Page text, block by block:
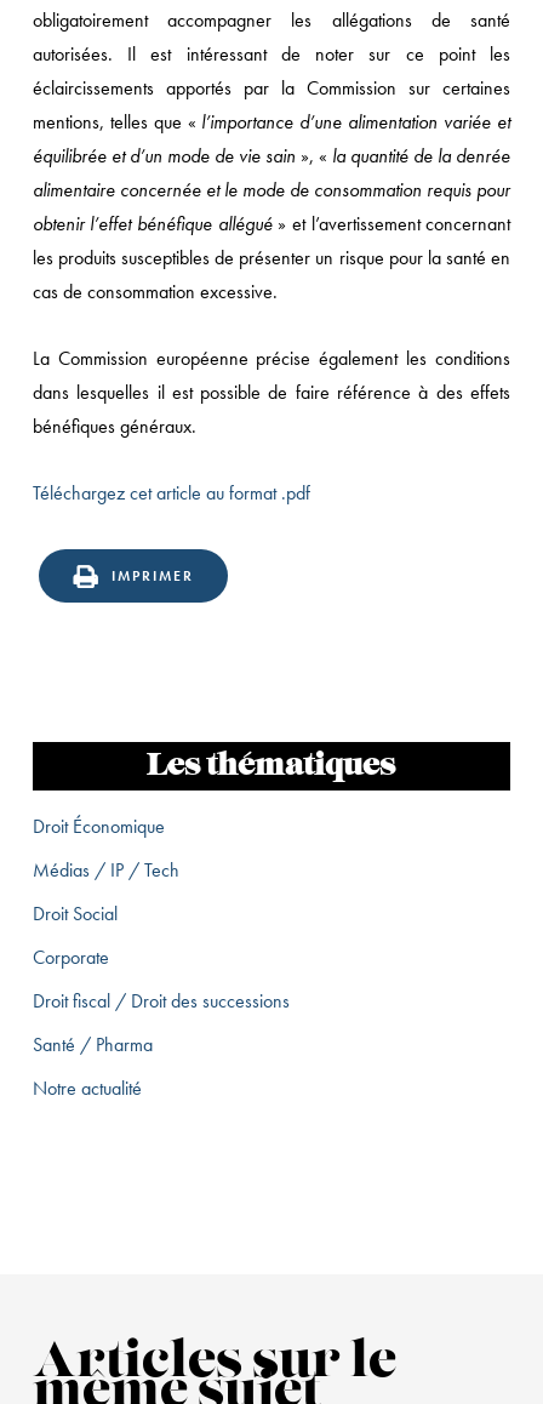
obligatoirement accompagner les allégations de santé
autorisées. Il est intéressant de noter sur ce point les
éclaircissements apportés par la Commission sur certaines
mentions, telles que « l’importance d’une alimentation variée et
équilibrée et d’un mode de vie sain », « la quantité de la denrée
alimentaire concernée et le mode de consommation requis pour
obtenir l’effet bénéfique allégué» et l’avertissement concernant
les produits susceptibles de présenter un risque pour la santé en
cas de consommation excessive.
La Commission européenne précise également les conditions
dans lesquelles il est possible de faire référence à des effets
bénéfiques généraux.
Téléchargez cet article au format .pdf
IMPRIMER
Les thématiques
Droit Économique
Médias / IP / Tech
Droit Social
Corporate
Droit fiscal / Droit des successions
Santé / Pharma
Notre actualité
Articles sur le